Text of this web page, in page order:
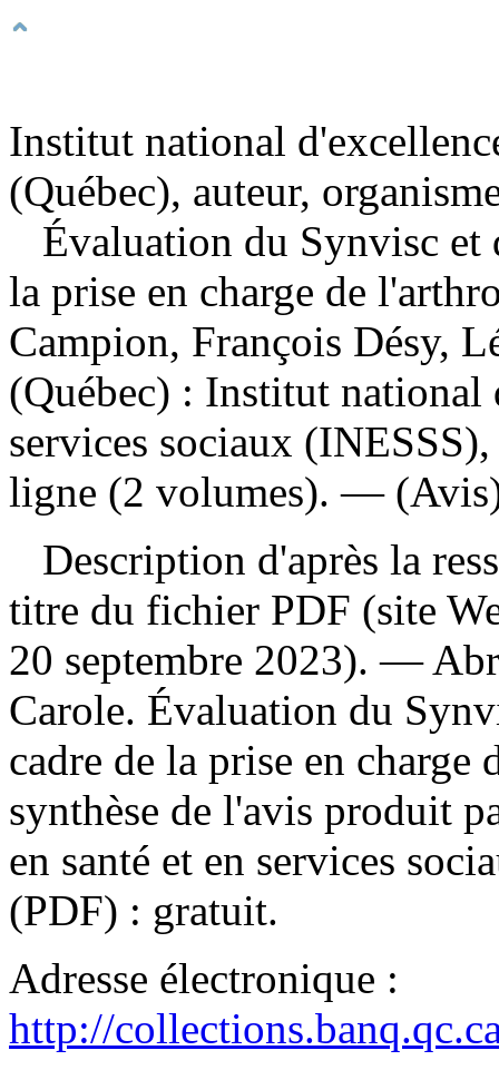
Institut national
(Québec), auteur,
Évaluation du Synvisc et
la prise en charge de
Campion, François Désy,
(Québec) : Institut national
services sociaux
ligne (2 volumes). —
Description d'après la
titre du fichier PDF (site
20 septembre 2023). —
Carole. Évaluation du
cadre de la prise en charge
synthèse de l'avis produit
en santé et en services
(PDF) : gratuit.
Adresse électronique :
http://